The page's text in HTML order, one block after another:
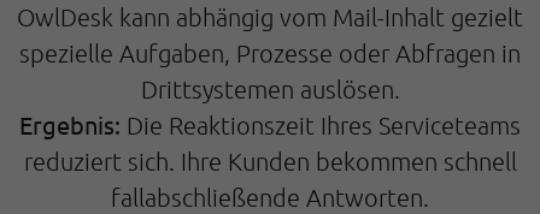
OwlDesk kann abhängig vom Mail-Inhalt gezielt
spezielle Aufgaben, Prozesse oder Abfragen in
Drittsystemen auslösen.
Ergebnis: Die Reaktionszeit Ihres Serviceteams
reduziert sich. Ihre Kunden bekommen schnell
fallabschließende Antworten.